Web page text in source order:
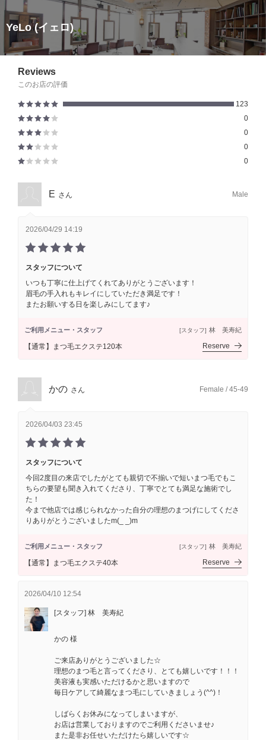
YeLo (イェロ)
Reviews
このお店の評価
123
0
0
0
0
E さん Male
2026/04/29 14:19
スタッフについて
いつも丁寧に仕上げてくれてありがとうございます！
眉毛の手入れもキレイにしていただき満足です！
またお願いする日を楽しみにしてます♪
ご利用メニュー・スタッフ [スタッフ] 林 美寿紀
【通常】まつ毛エクステ120本 Reserve
かの さん Female / 45-49
2026/04/03 23:45
スタッフについて
今回2度目の来店でしたがとても親切で不揃いで短いまつ毛でもこ
ちらの要望も聞き入れてくださり、丁寧でとても満足な施術でし
た！
今まで他店では感じられなかった自分の理想のまつげにしてくださ
りありがとうございましたm(_ _)m
ご利用メニュー・スタッフ [スタッフ] 林 美寿紀
【通常】まつ毛エクステ40本 Reserve
2026/04/10 12:54
[スタッフ] 林 美寿紀
かの 様
ご来店ありがとうございました☆
理想のまつ毛と言ってくださり、とても嬉しいです！！！
美容液も実感いただけるかと思いますので
毎日ケアして綺麗なまつ毛にしていきましょう(^^)！
しばらくお休みになってしまいますが、
お店は営業しておりますのでご利用くださいませ♪
また是非お任せいただけたら嬉しいです☆